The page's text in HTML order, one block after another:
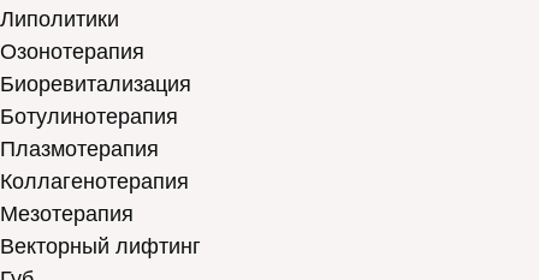
Липолитики
Озонотерапия
Биоревитализация
Ботулинотерапия
Плазмотерапия
Коллагенотерапия
Мезотерапия
Векторный лифтинг